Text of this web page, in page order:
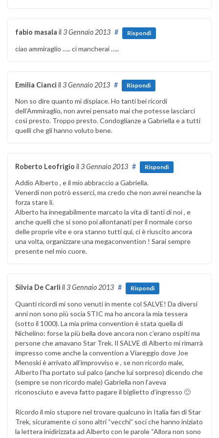
fabio masala il 3 Gennaio 2013 # Rispondi
ciao ammiraglio ….. ci mancherai …..
Emilia Cianci il 3 Gennaio 2013 # Rispondi
Non so dire quanto mi dispiace. Ho tanti bei ricordi
dell’Ammiraglio, non avrei pensato mai che potesse lasciarci
così presto. Troppo presto. Condoglianze a Gabriella e a tutti
quelli che gli hanno voluto bene.
Roberto Leofrigio il 3 Gennaio 2013 # Rispondi
Addio Alberto , e il mio abbraccio a Gabriella.
Venerdi non potrò esserci, ma credo che non avrei neanche la
forza stare li.
Alberto ha innegabilmente marcato la vita di tanti di noi , e
anche quelli che si sono poi allontanati per il normale corso
delle proprie vite e ora stanno tutti qui, ci è riuscito ancora
una volta, organizzare una megaconvention ! Sarai sempre
presente nel mio cuore.
Silvia De Carli il 3 Gennaio 2013 # Rispondi
Quanti ricordi mi sono venuti in mente col SALVE! Da diversi
anni non sono più socia STIC ma ho ancora la mia tessera
(sotto il 1000). La mia prima convention è stata quella di
Nichelino: forse la più bella dove ancora non c’erano ospiti ma
persone che amavano Star Trek. Il SALVE di Alberto mi rimarrà
impresso come anche la convention a Viareggio dove Joe
Menoski è arrivato all’improvviso e , se non ricordo male,
Alberto l’ha portato sul palco (anche lui sorpreso) dicendo che
(sempre se non ricordo male) Gabriella non l’aveva
riconosciuto e aveva fatto pagare il biglietto d’ingresso 🙂
Ricordo il mio stupore nel trovare qualcuno in Italia fan di Star
Trek, sicuramente ci sono altri “vecchi” soci che hanno iniziato
la lettera inidirizzata ad Alberto con le parole “Allora non sono